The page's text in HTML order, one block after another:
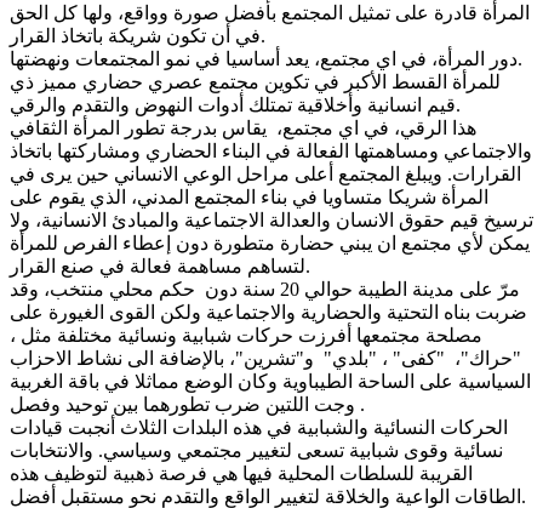
المرأة قادرة على تمثيل المجتمع بأفضل صورة وواقع، ولها كل الحق
في أن تكون شريكة باتخاذ القرار.
دور المرأة، في اي مجتمع، يعد أساسيا في نمو المجتمعات ونهضتها.
للمرأة القسط الأكبر في تكوين مجتمع عصري حضاري مميز ذي
قيم انسانية وأخلاقية تمتلك أدوات النهوض والتقدم والرقي.
هذا الرقي، في اي مجتمع، يقاس بدرجة تطور المرأة الثقافي
والاجتماعي ومساهمتها الفعالة في البناء الحضاري ومشاركتها باتخاذ
القرارات. ويبلغ المجتمع أعلى مراحل الوعي الانساني حين يرى في
المرأة شريكا متساويا في بناء المجتمع المدني، الذي يقوم على
ترسيخ قيم حقوق الانسان والعدالة الاجتماعية والمبادئ الانسانية، ولا
يمكن لأي مجتمع ان يبني حضارة متطورة دون إعطاء الفرص للمرأة
لتساهم مساهمة فعالة في صنع القرار.
مرّ على مدينة الطيبة حوالي 20 سنة دون حكم محلي منتخب، وقد
ضربت بناه التحتية والحضارية والاجتماعية ولكن القوى الغيورة على
مصلحة مجتمعها أفرزت حركات شبابية ونسائية مختلفة مثل ،
"حراك"، "كفى" ، "بلدي" و"تشرين"، بالإضافة الى نشاط الاحزاب
السياسية على الساحة الطيباوية وكان الوضع مماثلا في باقة الغربية
وجت اللتين ضرب تطورهما بين توحيد وفصل .
الحركات النسائية والشبابية في هذه البلدات الثلاث أنجبت قيادات
نسائية وقوى شبابية تسعى لتغيير مجتمعي وسياسي. والانتخابات
القريبة للسلطات المحلية فيها هي فرصة ذهبية لتوظيف هذه
الطاقات الواعية والخلاقة لتغيير الواقع والتقدم نحو مستقبل أفضل.